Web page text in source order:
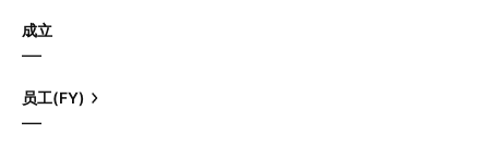
成立
—
员工(FY)
—